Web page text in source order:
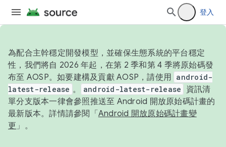
登入
為配合主幹穩定開發模型，並確保生態系統的平台穩定
性，我們將自 2026 年起，在第 2 季和第 4 季將原始碼發
布至 AOSP。如要建構及貢獻 AOSP，請使用 android-
latest-release 。 android-latest-release
資訊清
單分支版本一律會參照推送至 Android 開放原始碼計畫的
最新版本。詳情請參閱「 Android 開放原始碼計畫變
更 」。